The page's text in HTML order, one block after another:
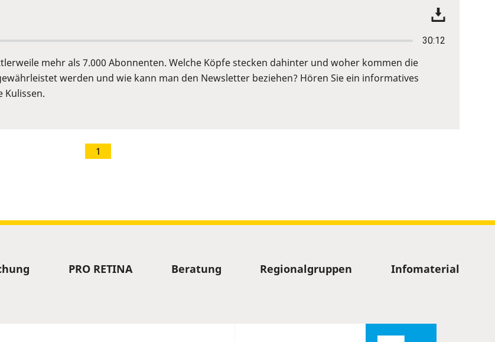
30:12
mehr als 7.000 Abonnenten. Welche Köpfe stecken dahinter und woher kommen die
werden und wie kann man den Newsletter beziehen? Hören Sie ein informatives
Kulissen.
1
PRO RETINA Beratung Regionalgruppen Infomaterial